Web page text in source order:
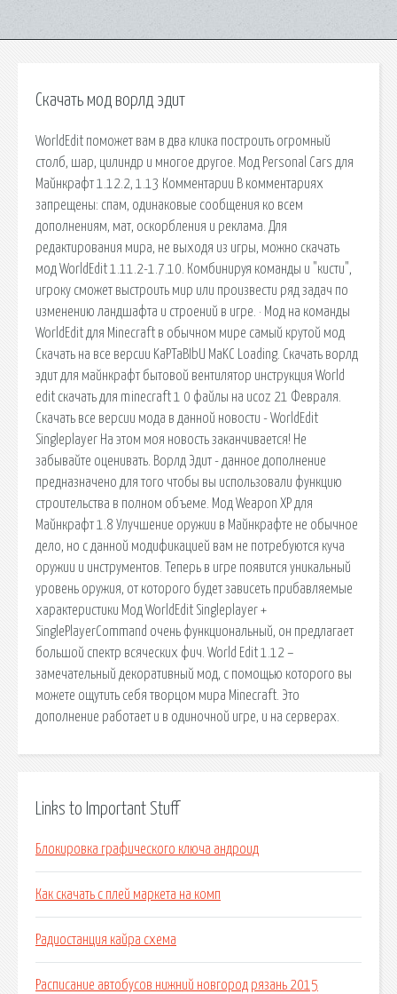
Скачать мод ворлд эдит
WorldEdit поможет вам в два клика построить огромный
столб, шар, цилиндр и многое другое. Мод Personal Cars для
Майнкрафт 1.12.2, 1.13 Комментарии В комментариях
запрещены: спам, одинаковые сообщения ко всем
дополнениям, мат, оскорбления и реклама. Для
редактирования мира, не выходя из игры, можно скачать
мод WorldEdit 1.11.2-1.7.10. Комбинируя команды и "кисти",
игроку сможет выстроить мир или произвести ряд задач по
изменению ландшафта и строений в игре. · Мод на команды
WorldEdit для Minecraft в обычном мире самый крутой мод
Скачать на все версии KaPTaBIbU MaKC Loading. Скачать ворлд
эдит для майнкрафт бытовой вентилятор инструкция World
edit скачать для minecraft 1 0 файлы на ucoz 21 Февраля.
Скачать все версии мода в данной новости - WorldEdit
Singleplayer На этом моя новость заканчивается! Не
забывайте оценивать. Ворлд Эдит - данное дополнение
предназначено для того чтобы вы использовали функцию
строительства в полном объеме. Мод Weapon XP для
Майнкрафт 1.8 Улучшение оружии в Майнкрафте не обычное
дело, но с данной модификацией вам не потребуются куча
оружии и инструментов. Теперь в игре появится уникальный
уровень оружия, от которого будет зависеть прибавляемые
характеристики Мод WorldEdit Singleplayer +
SinglePlayerCommand очень функциональный, он предлагает
большой спектр всяческих фич. World Edit 1.12 –
замечательный декоративный мод, с помощью которого вы
можете ощутить себя творцом мира Minecraft. Это
дополнение работает и в одиночной игре, и на серверах.
Links to Important Stuff
Блокировка графического ключа андроид
Как скачать с плей маркета на комп
Радиостанция кайра схема
Расписание автобусов нижний новгород рязань 2015